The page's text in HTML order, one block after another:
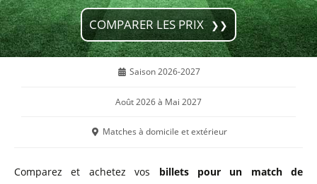
COMPARER LES PRIX
Saison 2026-2027
Août 2026 à Mai 2027
Matches à domicile et extérieur
Comparez et achetez vos billets pour un match de